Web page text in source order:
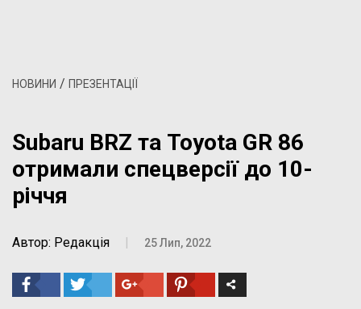
НОВИНИ / ПРЕЗЕНТАЦІЇ
Subaru BRZ та Toyota GR 86
отримали спецверсії до 10-
річчя
Автор: Редакція 25 Лип, 2022